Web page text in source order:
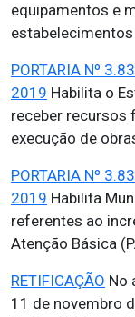
equipamentos e
PORTARIA Nº
2019 Habilita o
receber recursos
execução de
PORTARIA Nº
2019 Habilita
referentes ao
Atenção Básica
RETIFICAÇÃO No
11 de novembro